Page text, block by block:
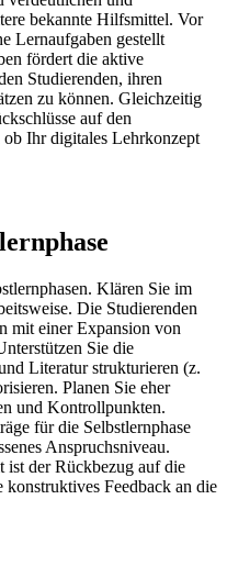
bekannte Hilfsmittel. Vor
Lernaufgaben gestellt
fördert die aktive
Studierenden, ihren
zu können. Gleichzeitig
auf den
ob Ihr digitales Lehrkonzept
Klären Sie im
Die Studierenden
mit einer Expansion von
Sie die
Literatur strukturieren (z.
Planen Sie eher
und Kontrollpunkten.
für die Selbstlernphase
Anspruchsniveau.
ist der Rückbezug auf die
konstruktives Feedback an die